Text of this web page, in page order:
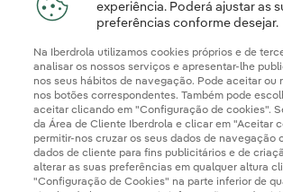
experiência. Poderá ajustar as
preferências conforme desejar.
Na Iberdrola utilizamos cookies próprios e de
analisar os nossos serviços e apresentar-lhe
nos seus hábitos de navegação. Pode aceitar ou
nos botões correspondentes. Também pode
aceitar clicando em "Configuração de cookies".
da Área de Cliente Iberdrola e clicar em "Aceitar
permitir-nos cruzar os seus dados de navegação
dados de cliente para fins publicitários e de
alterar as suas preferências em qualquer altura
"Configuração de Cookies" na parte inferior de